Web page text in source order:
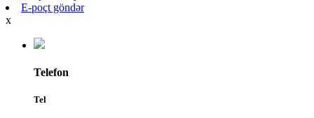
E-poçt göndər
x
Telefon
Tel